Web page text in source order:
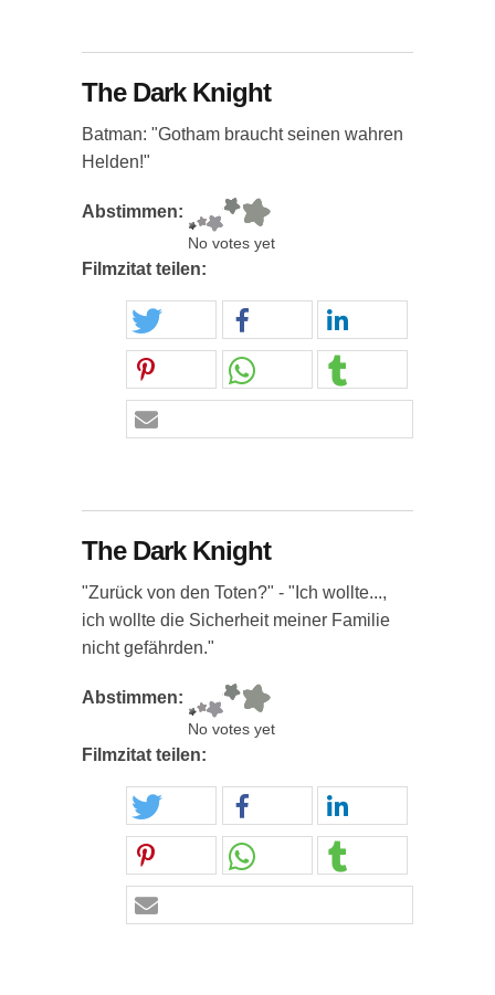
The Dark Knight
Batman: "Gotham braucht seinen wahren
Helden!"
Abstimmen:
No votes yet
Filmzitat teilen:
The Dark Knight
"Zurück von den Toten?" - "Ich wollte...,
ich wollte die Sicherheit meiner Familie
nicht gefährden."
Abstimmen:
No votes yet
Filmzitat teilen: